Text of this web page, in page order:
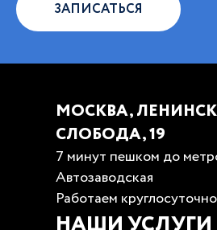
ЗАПИСАТЬСЯ
МОСКВА,
СЛОБОДА, 19
7 минут пешком до
Автозаводская
Работаем круглосуточно